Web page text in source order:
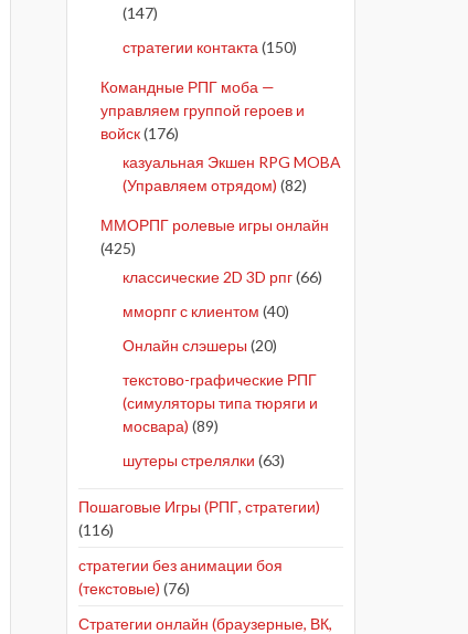
(147)
стратегии контакта (150)
Командные РПГ моба —
управляем группой героев и
войск(176)
казуальная Экшен RPG MOBA
(Управляем отрядом) (82)
ММОРПГ ролевые игры онлайн
(425)
классические 2D 3D рпг(66)
мморпг с клиентом (40)
Онлайн слэшеры (20)
текстово-графические РПГ
(симуляторы типа тюряги и
мосвара) (89)
шутеры стрелялки (63)
Пошаговые Игры (РПГ, стратегии)
(116)
стратегии без анимации боя
(текстовые) (76)
Стратегии онлайн (браузерные, ВК,